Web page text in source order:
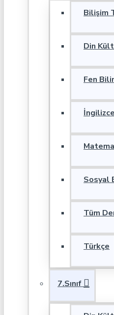
Bilişim
Din
Fen
İngilizce
Sosyal
Tüm
Türkçe
7.Sınıf